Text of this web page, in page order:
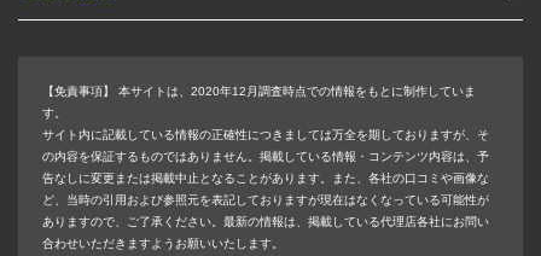
【免責事項】
本サイトは、2020年12月調査時点での情報をもとに制作していま
す。
サイト内に記載している情報の正確性につきましては万全を期しておりますが、そ
の内容を保証するものではありません。掲載している情報・コンテンツ内容は、予
告なしに変更または掲載中止となることがあります。また、各社の口コミや画像な
ど、当時の引用および参照元を表記しておりますが現在はなくなっている可能性が
ありますので、ご了承ください。最新の情報は、掲載している代理店各社にお問い
合わせいただきますようお願いいたします。